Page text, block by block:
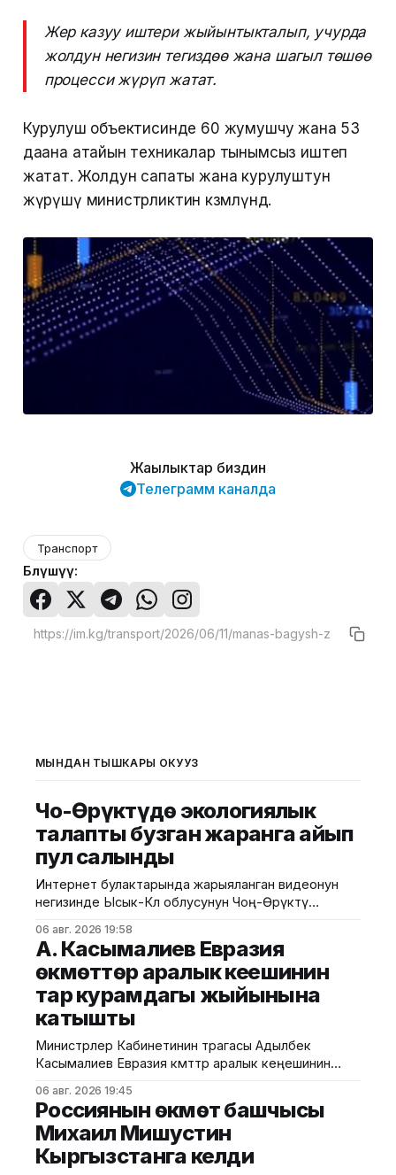
Жер казуу иштери жыйынтыкталып, учурда
жолдун негизин тегиздөө жана шагыл төшөө
процесси жүрүп жатат.
Курулуш объектисинде 60 жумушчу жана 53
даана атайын техникалар тынымсыз иштеп
жатат. Жолдун сапаты жана курулуштун
жүрүшү министрликтин көзөмөлүндө.
Жаңылыктар биздин
Телеграмм каналда
Транспорт
Бөлүшүү:
МЫНДАН ТЫШКАРЫ ОКУҢУЗ
Чоң-Өрүктүдө экологиялык
талапты бузган жаранга айып
пул салынды
Интернет булактарында жарыяланган видеонун
негизинде Ысык-Көл облусунун Чоң-Өрүктү
жерге төгүү фактысы аныкталды. Бул тууралуу
Жаратылыш ресурстары, экология жана
техникалык көзөмөл министрлигинен билдиришти.
Маалыматка ылайык, Экологиялык жана
техникалык көзөмөл кызматынын Ысык-Көл
регионалдык башкармалыгынын тескөөчүлөрү
жүргүзгөн текшерүүдө экологиялык талаптарды
бузган жаран аныкталган. Жыйынтыгында "Укук
06 авг. 2026 19:58
А. Касымалиев Евразия
өкмөттөр аралык кеңешинин
тар курамдагы жыйынына
катышты
Министрлер Кабинетинин төрагасы Адылбек
Касымалиев Евразия өкмөттөр аралык кеңешинин
тууралуу Өкмөттүн басма сөз кызматынан
билдиришти. Жыйындын алдында ЕАЭБге мүчө
мамлекеттердин өкмөт башчыларын расмий тосуп
алуу аземи жана биргелешкен сүрөткө түшүү иш-
чарасы өттү. Андан соң өкмөт башчылары
06 авг. 2026 19:45
Россиянын өкмөт башчысы
Михаил Мишустин
Кыргызстанга келди